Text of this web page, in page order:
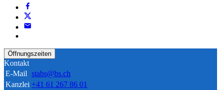
Öffnungszeiten
Kontakt
E-Mail stabs@bs.ch
Kanzlei +41 61 267 86 01